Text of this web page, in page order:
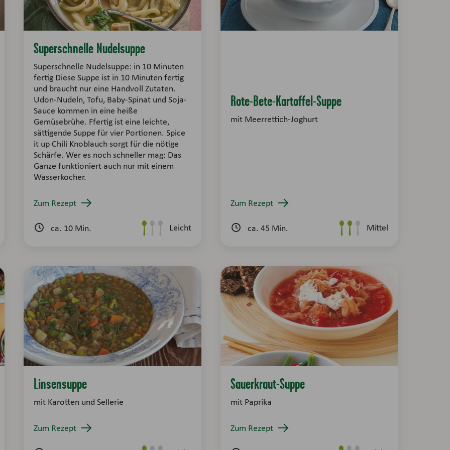
Superschnelle Nudelsuppe
Superschnelle Nudelsuppe: in 10 Minuten
fertig Diese Suppe ist in 10 Minuten fertig
und braucht nur eine Handvoll Zutaten.
Udon-Nudeln, Tofu, Baby-Spinat und Soja-
Sauce kommen in eine heiße
Gemüsebrühe. Ffertig ist eine leichte,
sättigende Suppe für vier Portionen. Spice
it up Chili Knoblauch sorgt für die nötige
Schärfe. Wer es noch schneller mag: Das
Ganze funktioniert auch nur mit einem
Wasserkocher.
Zum Rezept
ca. 10 Min. Leicht
Rote-Bete-Kartoffel-Suppe
mit Meerrettich-Joghurt
Zum Rezept
ca. 45 Min. Mittel
Linsensuppe
mit Karotten und Sellerie
Zum Rezept
Sauerkraut-Suppe
mit Paprika
Zum Rezept